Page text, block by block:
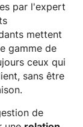
par l'expert
mettent
gamme de
ceux qui
sans être
de